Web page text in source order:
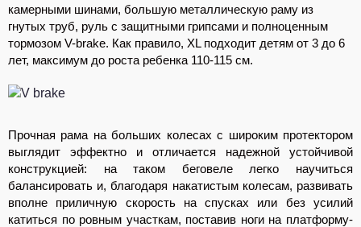
камерными шинами, большую металлическую раму из
гнутых труб, руль с защитными грипсами и полноценным
тормозом V-brake. Как правило, XL подходит детям от 3 до 6
лет, максимум до роста ребенка 110-115 см.
Прочная рама на больших колесах с широким протектором
выглядит эффектно и отличается надежной устойчивой
конструкцией: на таком беговеле легко научиться
балансировать и, благодаря накатистым колесам, развивать
вполне приличную скорость на спусках или без усилий
катиться по ровным участкам, поставив ноги на платформу-